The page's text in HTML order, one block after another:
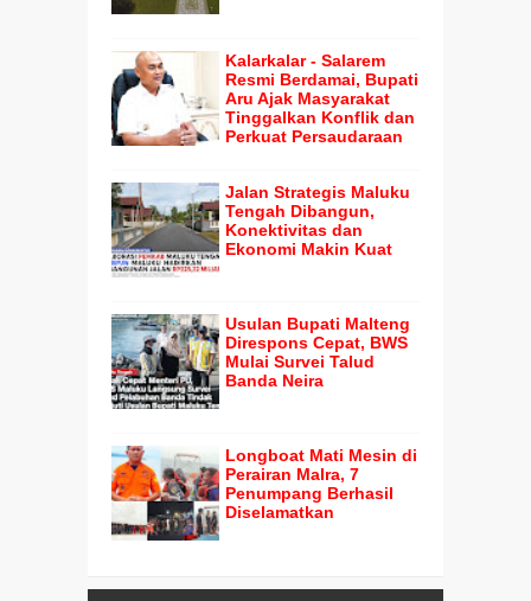
Kalarkalar - Salarem
Resmi Berdamai, Bupati
Aru Ajak Masyarakat
Tinggalkan Konflik dan
Perkuat Persaudaraan
Jalan Strategis Maluku
Tengah Dibangun,
Konektivitas dan
Ekonomi Makin Kuat
Usulan Bupati Malteng
Direspons Cepat, BWS
Mulai Survei Talud
Banda Neira
Longboat Mati Mesin di
Perairan Malra, 7
Penumpang Berhasil
Diselamatkan